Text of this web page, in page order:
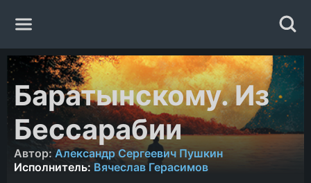
Главная
Жанры
Авторы
Баратынскому. Из
Бессарабии
Автор: Александр Сергеевич Пушкин
Исполнитель: Вячеслав Герасимов